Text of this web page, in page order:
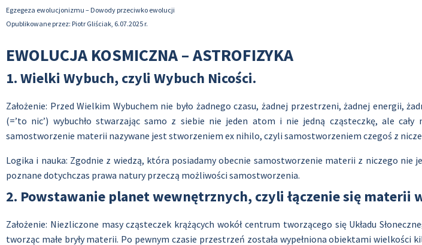
Egzegeza ewolucjonizmu – Dowody przeciwko ewolucji
Opublikowane przez: Piotr Gliściak, 6.07.2025 r.
EWOLUCJA KOSMICZNA – ASTROFIZYKA
1. Wielki Wybuch, czyli Wybuch Nicości.
Założenie: Przed Wielkim Wybuchem nie było żadnego czasu, żadnej przestrzeni, żadnej energii,
(=’to nic’) wybuchło stwarzając samo z siebie nie jeden atom i nie jedną cząsteczkę, ale cały
samostworzenie materii nazywane jest stworzeniem ex nihilo, czyli samostworzeniem czegoś z
Logika i nauka: Zgodnie z wiedzą, która posiadamy obecnie samostworzenie materii z niczego nie
poznane dotychczas prawa natury przeczą możliwości samostworzenia.
2. Powstawanie planet wewnętrznych, czyli łączenie się materii
Założenie: Niezliczone masy cząsteczek krążących wokół centrum tworzącego się Układu
tworząc małe bryły materii. Po pewnym czasie przestrzeń została wypełniona obiektami